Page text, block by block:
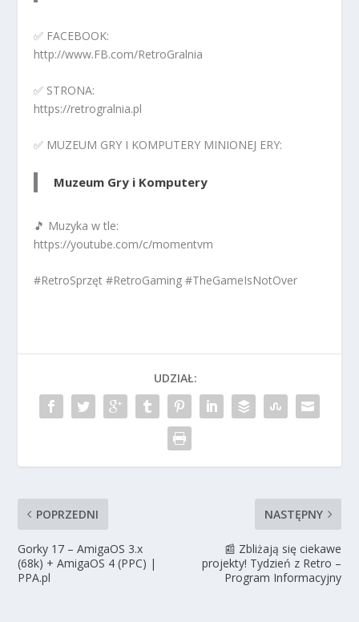
✅ FACEBOOK:
http://www.FB.com/RetroGralnia
✅ STRONA:
https://retrogralnia.pl
✅ MUZEUM GRY I KOMPUTERY MINIONEJ ERY:
Muzeum Gry i Komputery
🎵 Muzyka w tle:
https://youtube.com/c/momentvm
#RetroSprzęt #RetroGaming #TheGameIsNotOver
UDZIAŁ:
POPRZEDNI
Gorky 17 – AmigaOS 3.x
(68k) + AmigaOS 4 (PPC) |
PPA.pl
NASTĘPNY
📰 Zbliżają się ciekawe
projekty! Tydzień z Retro –
Program Informacyjny